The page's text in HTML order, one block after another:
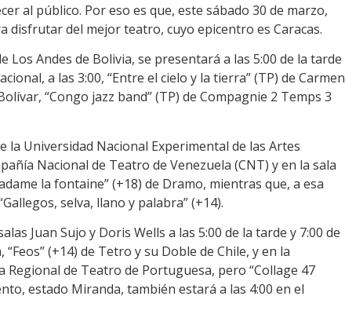
al público. Por eso es que, este sábado 30 de marzo,
disfrutar del mejor teatro, cuyo epicentro es Caracas.
Los Andes de Bolivia, se presentará a las 5:00 de la tarde
a las 3:00, “Entre el cielo y la tierra” (TP) de Carmen
“Congo jazz band” (TP) de Compagnie 2 Temps 3
la Universidad Nacional Experimental de las Artes
Nacional de Teatro de Venezuela (CNT) y en la sala
la fontaine” (+18) de Dramo, mientras que, a esa
selva, llano y palabra” (+14).
Juan Sujo y Doris Wells a las 5:00 de la tarde y 7:00 de
(+14) de Tetro y su Doble de Chile, y en la
Regional de Teatro de Portuguesa, pero “Collage 47
estado Miranda, también estará a las 4:00 en el